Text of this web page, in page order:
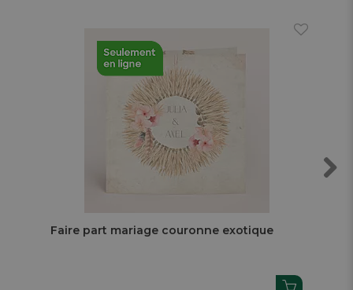
Faire part mariage couronne exotique